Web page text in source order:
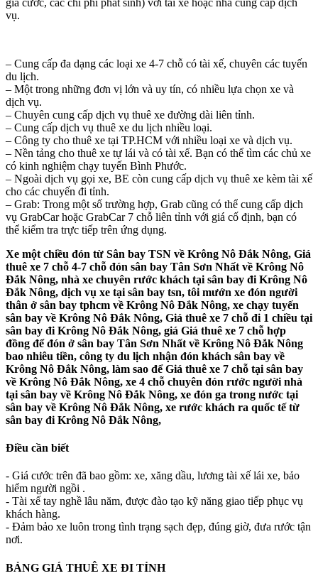
vụ.
– Cung cấp đa dạng các loại xe 4-7 chỗ có tài xế, chuyên các tuyến
du lịch.
– Một trong những đơn vị lớn và uy tín, có nhiều lựa chọn xe và
dịch vụ.
– Chuyên cung cấp dịch vụ thuê xe đường dài liên tỉnh.
– Cung cấp dịch vụ thuê xe du lịch nhiều loại.
– Công ty cho thuê xe tại TP.HCM với nhiều loại xe và dịch vụ.
– Nền tảng cho thuê xe tự lái và có tài xế. Bạn có thể tìm các chủ xe
có kinh nghiệm chạy tuyến Bình Phước.
– Ngoài dịch vụ gọi xe, BE còn cung cấp dịch vụ thuê xe kèm tài xế
cho các chuyến đi tỉnh.
– Grab: Trong một số trường hợp, Grab cũng có thể cung cấp dịch
vụ GrabCar hoặc GrabCar 7 chỗ liên tỉnh với giá cố định, bạn có
thể kiểm tra trực tiếp trên ứng dụng.
Xe một chiều đón từ Sân bay TSN về Krông Nô Đắk Nông, Giá
thuê xe 7 chỗ 4-7 chỗ đón sân bay Tân Sơn Nhất về Krông Nô
Đắk Nông, nhà xe chuyên rước khách tại sân bay đi Krông Nô
Đắk Nông, dịch vụ xe tại sân bay tsn, tôi mướn xe đón người
thân ở sân bay tphcm về Krông Nô Đắk Nông, xe chạy tuyến
sân bay về Krông Nô Đắk Nông, Giá thuê xe 7 chỗ đi 1 chiều tại
sân bay đi Krông Nô Đắk Nông, giá Giá thuê xe 7 chỗ hợp
đồng để đón ở sân bay Tân Sơn Nhất về Krông Nô Đắk Nông
bao nhiêu tiền, công ty du lịch nhận đón khách sân bay về
Krông Nô Đắk Nông, làm sao để Giá thuê xe 7 chỗ tại sân bay
về Krông Nô Đắk Nông, xe 4 chỗ chuyên đón rước người nhà
tại sân bay về Krông Nô Đắk Nông, xe đón ga trong nước tại
sân bay về Krông Nô Đắk Nông, xe rước khách ra quốc tế từ
sân bay đi Krông Nô Đắk Nông,
Điều cần biết
- Giá cước trên đã bao gồm: xe, xăng dầu, lương tài xế lái xe, bảo
hiểm người ngồi .
- Tài xế tay nghề lâu năm, được đào tạo kỹ năng giao tiếp phục vụ
khách hàng.
- Đảm bảo xe luôn trong tình trạng sạch đẹp, đúng giờ, đưa rước tận
nơi.
BẢNG GIÁ THUÊ XE ĐI TỈNH